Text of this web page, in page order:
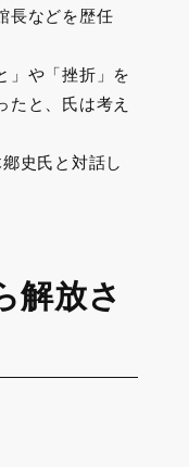
長などを歴任
」や「挫折」を
と、氏は考え
史氏と対話し
解放さ